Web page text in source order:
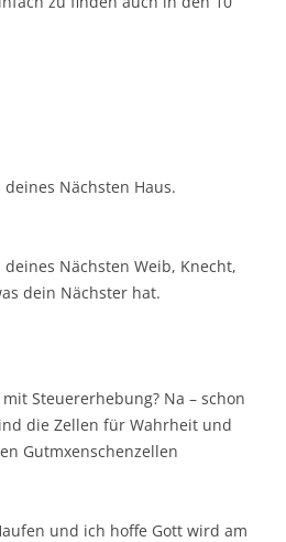
Nächsten Haus.
Nächsten Weib, Knecht,
dein Nächster hat.
Steuererhebung? Na – schon
die Zellen für Wahrheit und
Gutmxenschenzellen
und ich hoffe Gott wird am